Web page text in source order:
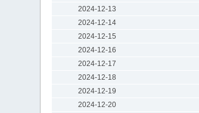
2024-12-13
2024-12-14
2024-12-15
2024-12-16
2024-12-17
2024-12-18
2024-12-19
2024-12-20